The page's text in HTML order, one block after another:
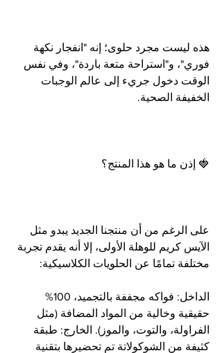
هذه ليست مجرد حلوى؛ إنه "انفجار نكهة
فوري"، و"استراحة متعة باردة"، وفي نفس
الوقت دخول جريء إلى عالم الوجبات
الخفيفة الصحية.
🍓 إذن ما هو هذا المنتج؟
على الرغم من أن منتجنا الجديد يبدو مثل
الآيس كريم للوهلة الأولى، إلا أنه يقدم تجربة
مختلفة تمامًا عن الحلويات الكلاسيكية:
الداخل: فواكه مجففة بالتجميد، 100%
حقيقية وخالية من المواد المضافة (مثل
الفراولة، والتوت، والموز). الخارج: طبقة
كثيفة من الشوكولاتة تم تحضيرها بتقنية